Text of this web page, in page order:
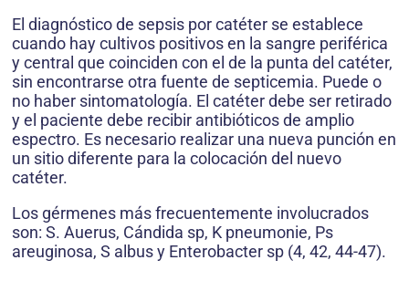
El diagnóstico de sepsis por catéter se establece
cuando hay cultivos positivos en la sangre periférica
y central que coinciden con el de la punta del catéter,
sin encontrarse otra fuente de septicemia. Puede o
no haber sintomatología. El catéter debe ser retirado
y el paciente debe recibir antibióticos de amplio
espectro. Es necesario realizar una nueva punción en
un sitio diferente para la colocación del nuevo
catéter.
Los gérmenes más frecuentemente involucrados
son: S. Auerus, Cándida sp, K pneumonie, Ps
areuginosa, S albus y Enterobacter sp (4, 42, 44-47).